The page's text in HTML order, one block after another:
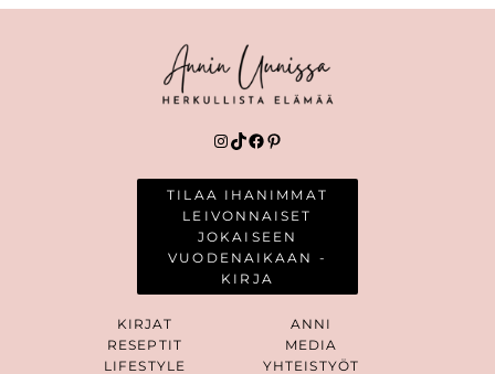
Instagram
TikTok
Facebook
Pinterest
TILAA IHANIMMAT
LEIVONNAISET
JOKAISEEN
VUODENAIKAAN -
KIRJA
KIRJAT
RESEPTIT
LIFESTYLE
ANNI
MEDIA
YHTEISTYÖT